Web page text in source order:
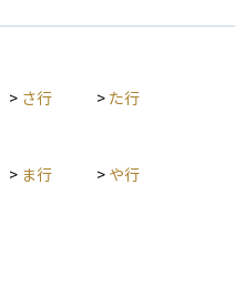
> さ行 > た行
> ま行 > や行